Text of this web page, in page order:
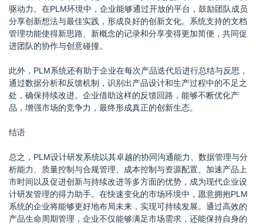
驱动力。在PLM环境中，企业能够通过开放的平台，鼓励团队成员
分享创新想法与最佳实践，形成良好的创新文化。系统支持的文档
管理功能使得新思路、新概念的记录和分享变得更加简便，共同促
进团队的协作与创意碰撞。
此外，PLM系统还有助于企业在每次产品迭代后进行总结与反思，
通过数据分析和反馈机制，识别出产品设计和生产过程中的不足之
处，确保持续改进。企业借助这样的反馈回路，能够不断优化产
品，增强市场的竞争力，最终形成真正的创新生态。
结语
总之，PLM设计研发系统以其卓越的协同沟通能力、数据管理与分
析能力、质量控制与合规管理、成本控制与资源配置、加速产品上
市时间以及促进创新与持续改进等多方面的优势，成为现代企业设
计研发管理的得力助手。在快速变化的市场环境中，愿意拥抱PLM
系统的企业将能够更好地布局未来，实现可持续发展。通过高效的
产品生命周期管理，企业不仅能够满足市场需求，还能保持自身的